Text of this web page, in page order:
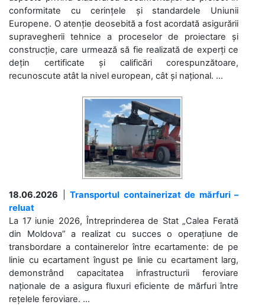
conformitate cu cerințele și standardele Uniunii
Europene. O atenție deosebită a fost acordată asigurării
supravegherii tehnice a proceselor de proiectare și
construcție, care urmează să fie realizată de experți ce
dețin certificate și calificări corespunzătoare,
recunoscute atât la nivel european, cât și național. ...
18.06.2026
Transportul containerizat de mărfuri –
reluat
La 17 iunie 2026, Întreprinderea de Stat „Calea Ferată
din Moldova” a realizat cu succes o operațiune de
transbordare a containerelor între ecartamente: de pe
linie cu ecartament îngust pe linie cu ecartament larg,
demonstrând capacitatea infrastructurii feroviare
naționale de a asigura fluxuri eficiente de mărfuri între
rețelele feroviare. ...